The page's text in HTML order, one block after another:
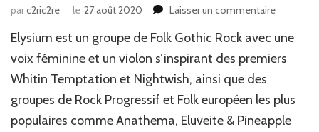
parc2ric2re le 27 août 2020 Laisser un commentairesur
Musique
:
Italia
Elysium est un groupe de Folk Gothic Rock avec une
voix féminine et un violon s’inspirant des premiers
Whitin Temptation et Nightwish, ainsi que des
groupes de Rock Progressif et Folk européen les plus
populaires comme Anathema, Eluveite & Pineapple